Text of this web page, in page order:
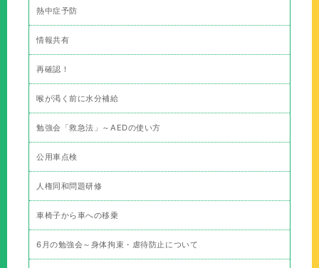
熱中症予防
情報共有
再確認！
喉が渇く前に水分補給
勉強会「救急法」～AEDの使い方
公用車点検
人権同和問題研修
車椅子から車への移乗
6月の勉強会～身体拘束・虐待防止について